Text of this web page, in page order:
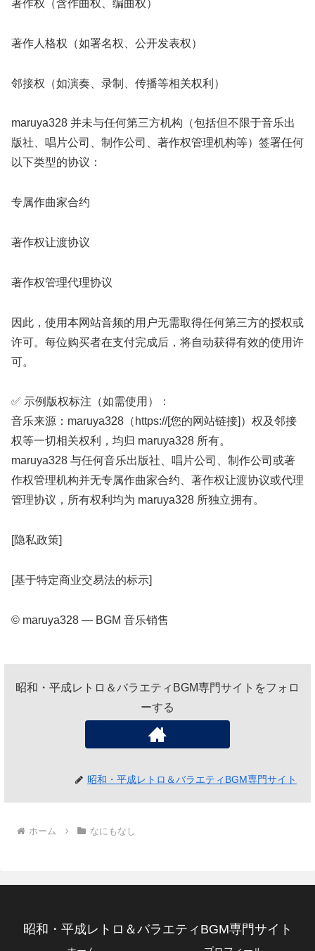
著作权（含作曲权、编曲权）
著作人格权（如署名权、公开发表权）
邻接权（如演奏、录制、传播等相关权利）
maruya328 并未与任何第三方机构（包括但不限于音乐出
版社、唱片公司、制作公司、著作权管理机构等）签署任何
以下类型的协议：
专属作曲家合约
著作权让渡协议
著作权管理代理协议
因此，使用本网站音频的用户无需取得任何第三方的授权或
许可。每位购买者在支付完成后，将自动获得有效的使用许
可。
✅ 示例版权标注（如需使用）：
音乐来源：maruya328（https://[您的网站链接]）权及邻接
权等一切相关权利，均归 maruya328 所有。
maruya328 与任何音乐出版社、唱片公司、制作公司或著
作权管理机构并无专属作曲家合约、著作权让渡协议或代理
管理协议，所有权利均为 maruya328 所独立拥有。
[隐私政策]
[基于特定商业交易法的标示]
© maruya328 — BGM 音乐销售
昭和・平成レトロ＆バラエティBGM専門サイトをフォロ
ーする
昭和・平成レトロ＆バラエティBGM専門サイト
ホーム なにもなし
昭和・平成レトロ＆バラエティBGM専門サイト